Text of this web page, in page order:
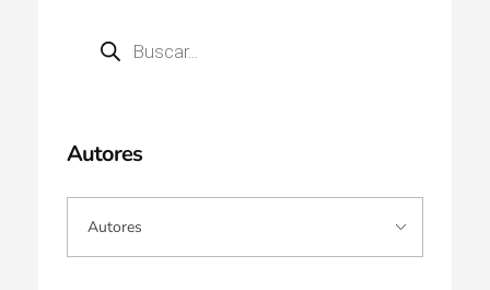
Autores